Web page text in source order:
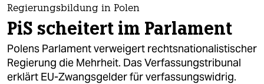
themen
politik
öko
Regierungsbildung in Polen
PiS scheitert im Parlament
Polens Parlament verweigert rechtsnationalistischer
Regierung die Mehrheit. Das Verfassungstribunal
erklärt EU-Zwangsgelder für verfassungswidrig.